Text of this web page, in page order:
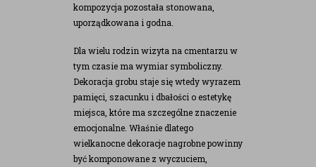
kompozycja pozostała stonowana,
uporządkowana i godna.
Dla wielu rodzin wizyta na cmentarzu w
tym czasie ma wymiar symboliczny.
Dekoracja grobu staje się wtedy wyrazem
pamięci, szacunku i dbałości o estetykę
miejsca, które ma szczególne znaczenie
emocjonalne. Właśnie dlatego
wielkanocne dekoracje nagrobne powinny
być komponowane z wyczuciem,